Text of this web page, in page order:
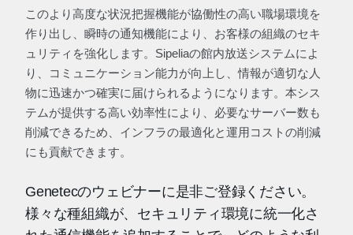
このより高度な状況把握機能が協働性の高い職場環境を
作り出し、瞬時の通知機能により、お客様の組織のセキ
ュリティを強化します。Sipeliaの館内放送システムによ
り、コミュニケーション能力が向上し、情報が適切な人
物に迅速かつ確実に届けられるようになります。本シス
テムが提供する高い効率性により、必要なサーバー数も
削減できるため、インフラの最適化と運用コストの削減
にも貢献できます。
Genetecのウェビナーに是非ご登録ください。
様々な種組織が、セキュリティ環境に統一化さ